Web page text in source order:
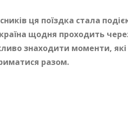
ця поїздка стала
щодня проходить
знаходити моменти, які
разом.